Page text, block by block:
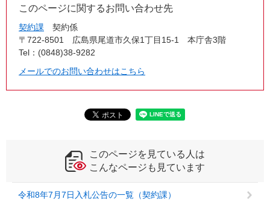
このページに関するお問い合わせ先
契約課
契約係
〒722-8501
広島県尾道市久保1丁目15-1 本庁舎3階
Tel：(0848)38-9282
メールでのお問い合わせはこちら
このページを見ている人は
こんなページも見ています
令和8年7月7日入札公告の一覧（契約課）